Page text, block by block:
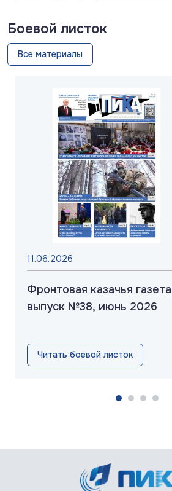
Боевой листок
Все материалы
11.06.2026
Фронтовая казачья
выпуск №38, июнь 2026
Читать боевой листок